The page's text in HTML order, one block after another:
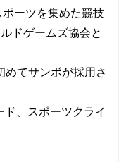
ーツを集めた競技
ドゲームズ協会と
めてサンボが採用さ
、スポーツクライ